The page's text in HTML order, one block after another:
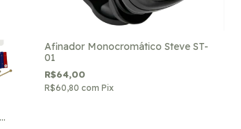
Afinador Monocromático Steve ST-
01
R$64,00
R$60,80 com Pix